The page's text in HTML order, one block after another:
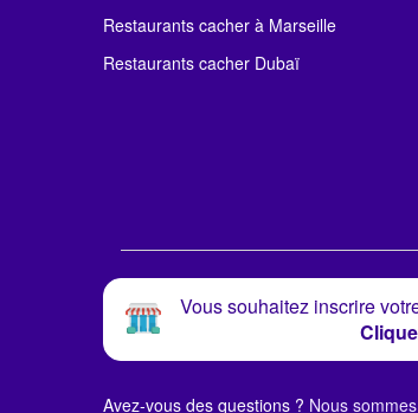
Restaurants cacher à Marseille
Restaurants cacher Dubaï
Vous souhaitez inscrire
Avez-vous des questions ? Nous